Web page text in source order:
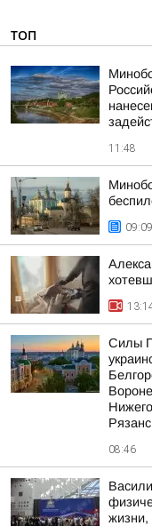
ТОП
11:48
09:09
Силы
08:46
жизни,